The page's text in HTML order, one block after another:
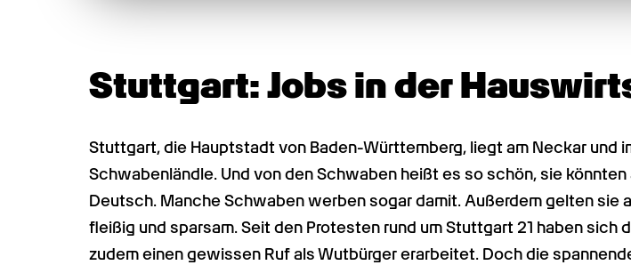
Stuttgart: Jobs in der
Stuttgart, die Hauptstadt von Baden-Württemberg, liegt am Neckar und
Schwabenländle. Und von den Schwaben heißt es so schön, sie könnten
Deutsch. Manche Schwaben werben sogar damit. Außerdem gelten sie
fleißig und sparsam. Seit den Protesten rund um Stuttgart 21 haben sich
zudem einen gewissen Ruf als Wutbürger erarbeitet. Doch die